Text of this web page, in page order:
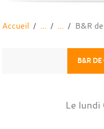
Accueil B&R
B&R
Le lundi